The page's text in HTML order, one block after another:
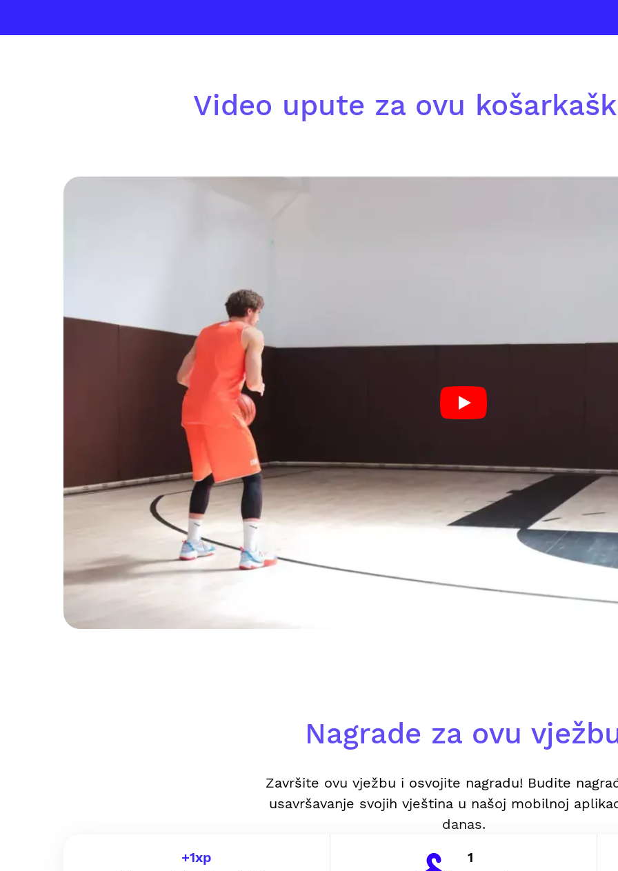
Video upute za ovu
Nagrade za ovu
Završite ovu vježbu i osvojite nagradu! Budite
usavršavanje svojih vještina u našoj mobilnoj
danas.
+1xp
1